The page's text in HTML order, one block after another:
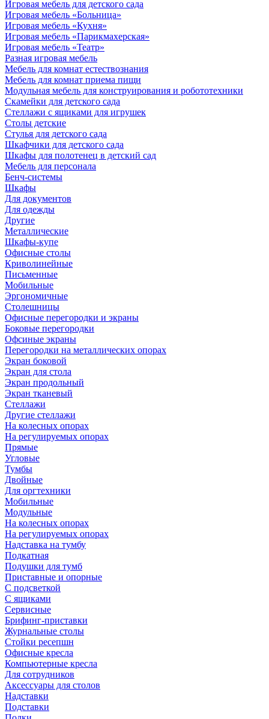
Игровая мебель для детского сада
Игровая мебель «Больница»
Игровая мебель «Кухня»
Игровая мебель «Парикмахерская»
Игровая мебель «Театр»
Разная игровая мебель
Мебель для комнат естествознания
Мебель для комнат приема пищи
Модульная мебель для конструирования и робототехники
Скамейки для детского сада
Стеллажи с ящиками для игрушек
Столы детские
Стулья для детского сада
Шкафчики для детского сада
Шкафы для полотенец в детский сад
Мебель для персонала
Бенч-системы
Шкафы
Для документов
Для одежды
Другие
Металлические
Шкафы-купе
Офисные столы
Криволинейные
Письменные
Мобильные
Эргономичные
Столешницы
Офисные перегородки и экраны
Боковые перегородки
Офсиные экраны
Перегородки на металлических опорах
Экран боковой
Экран для стола
Экран продольный
Экран тканевый
Стеллажи
Другие стеллажи
На колесных опорах
На регулируемых опорах
Прямые
Угловые
Тумбы
Двойные
Для оргтехники
Мобильные
Модульные
На колесных опорах
На регулируемых опорах
Надставка на тумбу
Подкатная
Подушки для тумб
Приставные и опорные
С подсветкой
С ящиками
Сервисные
Брифинг-приставки
Журнальные столы
Стойки ресепшн
Офисные кресла
Компьютерные кресла
Для сотрудников
Аксессуары для столов
Надставки
Подставки